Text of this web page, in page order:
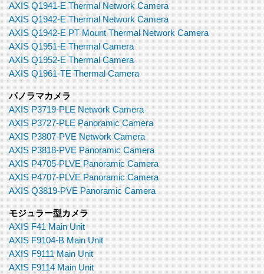
AXIS Q1941-E Thermal Network Camera
AXIS Q1942-E Thermal Network Camera
AXIS Q1942-E PT Mount Thermal Network Camera
AXIS Q1951-E Thermal Camera
AXIS Q1952-E Thermal Camera
AXIS Q1961-TE Thermal Camera
パノラマカメラ
AXIS P3719-PLE Network Camera
AXIS P3727-PLE Panoramic Camera
AXIS P3807-PVE Network Camera
AXIS P3818-PVE Panoramic Camera
AXIS P4705-PLVE Panoramic Camera
AXIS P4707-PLVE Panoramic Camera
AXIS Q3819-PVE Panoramic Camera
モジュラー型カメラ
AXIS F41 Main Unit
AXIS F9104-B Main Unit
AXIS F9111 Main Unit
AXIS F9114 Main Unit